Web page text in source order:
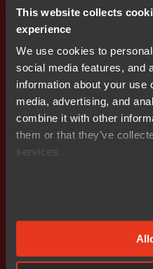
This website collects
experience
We use cookies to
social media features, and
information about your use
media, advertising, and
combine it with other
them or that they’ve
services.
보안,고객 사례
IT 인프라의 미래 확보
지금